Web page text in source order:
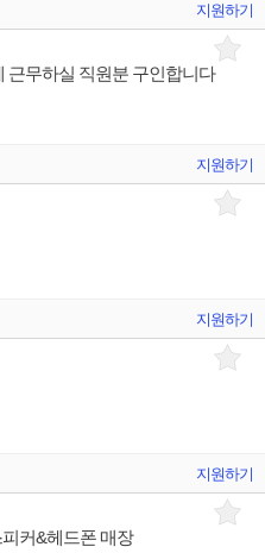
지원하기
근무하실 직원분 구인합니다
지원하기
지원하기
지원하기
커&헤드폰 매장